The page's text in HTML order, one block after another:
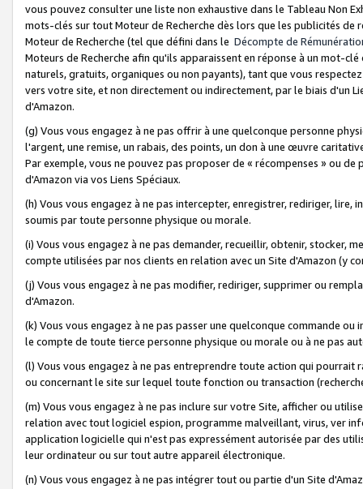
vous pouvez consulter une liste non exhaustive dans le Tableau Non
mots-clés sur tout Moteur de Recherche dès lors que les publicités de
Moteur de Recherche (tel que défini dans le Décompte de
Moteurs de Recherche afin qu'ils apparaissent en réponse à un mot-
naturels, gratuits, organiques ou non payants), tant que vous
vers votre site, et non directement ou indirectement, par le biais d'un
d'Amazon.
(g) Vous vous engagez à ne pas offrir à une quelconque personne
l'argent, une remise, un rabais, des points, un don à une œuvre
Par exemple, vous ne pouvez pas proposer de « récompenses » ou
d'Amazon via vos Liens Spéciaux.
(h) Vous vous engagez à ne pas intercepter, enregistrer, rediriger,
soumis par toute personne physique ou morale.
(i) Vous vous engagez à ne pas demander, recueillir, obtenir, stocker,
compte utilisées par nos clients en relation avec un Site d'Amazon (y
(j) Vous vous engagez à ne pas modifier, rediriger, supprimer ou
d'Amazon.
(k) Vous vous engagez à ne pas passer une quelconque commande
le compte de toute tierce personne physique ou morale ou à ne pas
(l) Vous vous engagez à ne pas entreprendre toute action qui
ou concernant le site sur lequel toute fonction ou transaction
(m) Vous vous engagez à ne pas inclure sur votre Site, afficher ou
relation avec tout logiciel espion, programme malveillant, virus, ver
application logicielle qui n'est pas expressément autorisée par des
leur ordinateur ou sur tout autre appareil électronique.
(n) Vous vous engagez à ne pas intégrer tout ou partie d'un Site